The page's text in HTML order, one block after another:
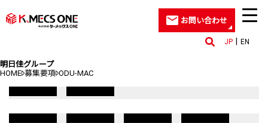
JP EN
お問い合わせ
明日佳グループ
HOME 募集要項 ODU-MAC